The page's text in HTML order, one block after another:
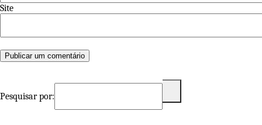
Site
Pesquisar por: